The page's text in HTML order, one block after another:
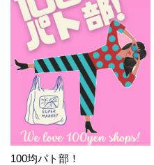
100均パト部！